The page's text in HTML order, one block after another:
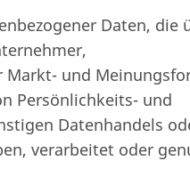
Daten, die
Markt- und
Persönlichkeits- und
Datenhandels
verarbeitet oder